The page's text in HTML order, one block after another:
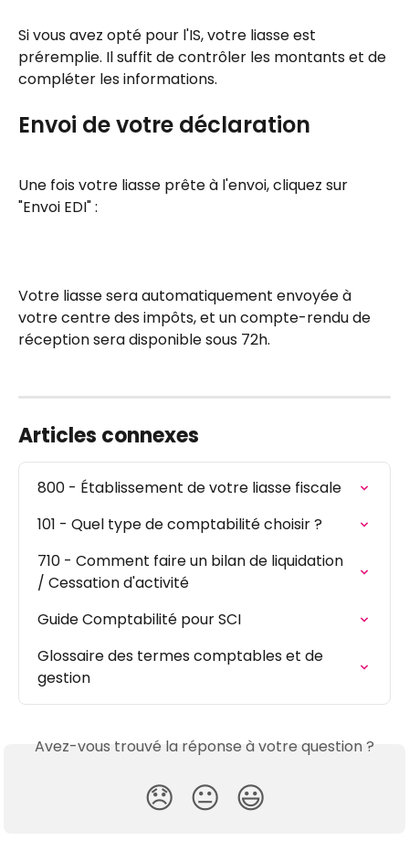
Si vous avez opté pour l'IS, votre liasse est
préremplie. Il suffit de contrôler les montants et de
compléter les informations.
Envoi de votre déclaration
Une fois votre liasse prête à l'envoi, cliquez sur
"Envoi EDI" :
Votre liasse sera automatiquement envoyée à
votre centre des impôts, et un compte-rendu de
réception sera disponible sous 72h.
Articles connexes
800 - Établissement de votre liasse fiscale
101 - Quel type de comptabilité choisir ?
710 - Comment faire un bilan de liquidation
/ Cessation d'activité
Guide Comptabilité pour SCI
Glossaire des termes comptables et de
gestion
Avez-vous trouvé la réponse à votre question ?
😞 😐 😃